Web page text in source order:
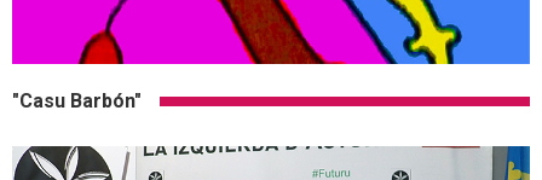
"Casu Barbón"